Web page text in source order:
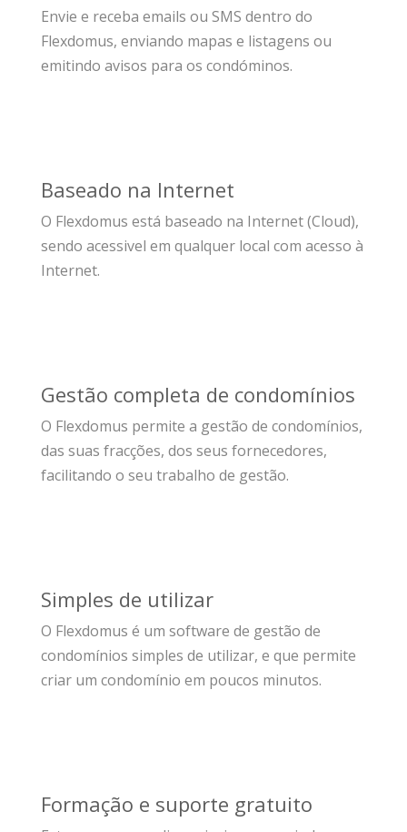
Envie e receba emails ou SMS dentro do
Flexdomus, enviando mapas e listagens ou
emitindo avisos para os condóminos.
Baseado na Internet
O Flexdomus está baseado na Internet (Cloud),
sendo acessivel em qualquer local com acesso à
Internet.
Gestão completa de condomínios
O Flexdomus permite a gestão de condomínios,
das suas fracções, dos seus fornecedores,
facilitando o seu trabalho de gestão.
Simples de utilizar
O Flexdomus é um software de gestão de
condomínios simples de utilizar, e que permite
criar um condomínio em poucos minutos.
Formação e suporte gratuito